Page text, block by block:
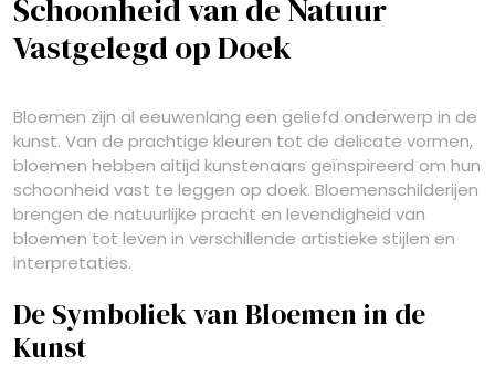
Schoonheid van de Natuur
Vastgelegd op Doek
Bloemen zijn al eeuwenlang een geliefd onderwerp in de
kunst. Van de prachtige kleuren tot de delicate vormen,
bloemen hebben altijd kunstenaars geïnspireerd om hun
schoonheid vast te leggen op doek. Bloemenschilderijen
brengen de natuurlijke pracht en levendigheid van
bloemen tot leven in verschillende artistieke stijlen en
interpretaties.
De Symboliek van Bloemen in de
Kunst